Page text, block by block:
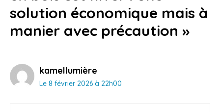
solution économique mais à
manier avec précaution »
kamellumière
Le 8 février 2026 à 22h00